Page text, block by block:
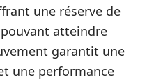
une réserve de
atteindre
garantit une
une performance